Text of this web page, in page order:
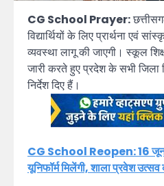
CG School Prayer:
विद्यार्थियों के लिए प्रार्थना एवं
व्यवस्था लागू की जाएगी। स्कूल
जारी करते हुए प्रदेश के सभी जिला
निर्देश दिए हैं।
CG School Reopen: 16
यूनिफॉर्म मिलेंगी, शाला प्रवेश उत्सव